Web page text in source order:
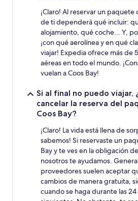
¡Claro! Al reservar un paquete
de ti dependerá qué incluir:
alojamiento, qué coche... Y,
¡con qué aerolínea y en qué
viajar! Expedia ofrece más de
aéreas en todo el mundo.
vuelan a Coos Bay!
Si al final no puedo viajar,
cancelar la reserva del
Coos Bay?
¡Claro! La vida está llena de
sabemos! Si reservaste un
Bay y te ves en la obligación
nosotros te ayudamos.
proveedores suelen aceptar
cambios de manera gratuita,
cuando se haga durante las 24